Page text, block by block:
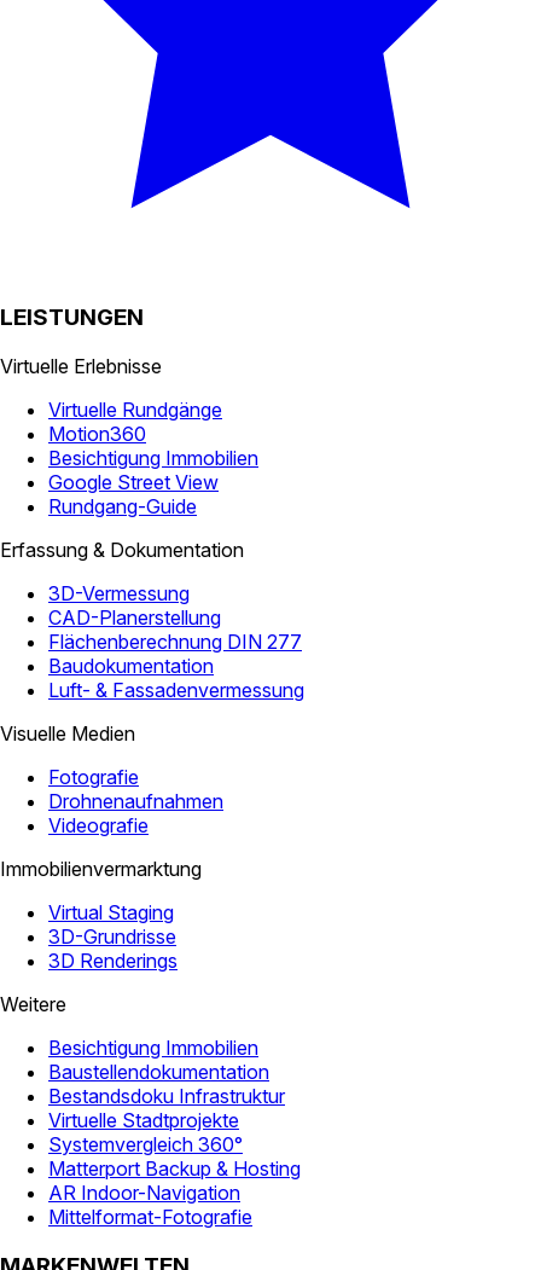
LEISTUNGEN
Virtuelle Erlebnisse
Virtuelle Rundgänge
Motion360
Besichtigung Immobilien
Google Street View
Rundgang-Guide
Erfassung & Dokumentation
3D-Vermessung
CAD-Planerstellung
Flächenberechnung DIN 277
Baudokumentation
Luft- & Fassadenvermessung
Visuelle Medien
Fotografie
Drohnenaufnahmen
Videografie
Immobilienvermarktung
Virtual Staging
3D-Grundrisse
3D Renderings
Weitere
Besichtigung Immobilien
Baustellendokumentation
Bestandsdoku Infrastruktur
Virtuelle Stadtprojekte
Systemvergleich 360°
Matterport Backup & Hosting
AR Indoor-Navigation
Mittelformat-Fotografie